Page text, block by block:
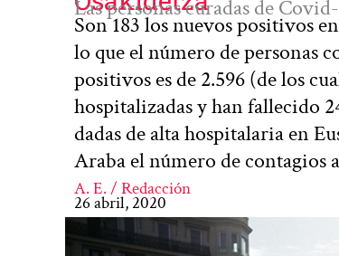
Las personas curadas de
Son 183 los nuevos positivos
lo que el número de personas
positivos es de 2.596 (de los
hospitalizadas y han fallecido
dadas de alta hospitalaria en
Araba el número de contagios
A. E. / Redacción
26 abril, 2020